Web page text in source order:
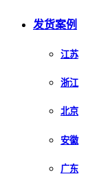
发货案例
江苏
浙江
北京
安徽
广东